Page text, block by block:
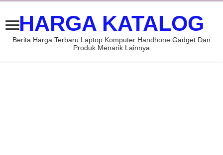
HARGA KATALOG
Berita Harga Terbaru Laptop Komputer Handhone Gadget Dan
Produk Menarik Lainnya